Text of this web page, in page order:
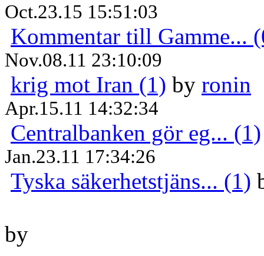
Oct.23.15 15:51:03
Kommentar till Gamme...
Nov.08.11 23:10:09
krig mot Iran (1) by ronin
Apr.15.11 14:32:34
Centralbanken gör eg... (1)
Jan.23.11 17:34:26
Tyska säkerhetstjäns... (1)
by